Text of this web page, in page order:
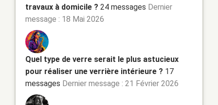
travaux à domicile ? 24 messages Dernier
message : 18 Mai 2026
Quel type de verre serait le plus astucieux
pour réaliser une verrière intérieure ? 17
messages Dernier message : 21 Février 2026